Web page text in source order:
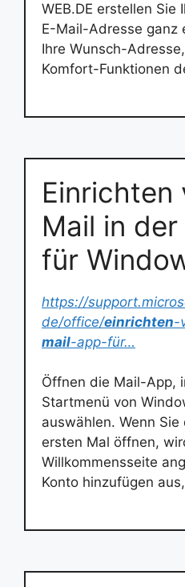
WEB.DE erstellen Sie
E-Mail-Adresse ganz
Ihre Wunsch-
Komfort-Funktionen
Einrichten
Mail in
für
https://
de/office/einrichten-
mail-app-für…
Öffnen die Mail-App,
Startmenü von
auswählen. Wenn
ersten Mal öffnen,
Willkommensseite
Konto hinzufügen